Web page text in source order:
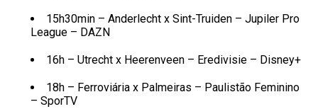
15h30min – Anderlecht x Sint-Truiden – Jupiler Pro
League – DAZN
16h – Utrecht x Heerenveen – Eredivisie – Disney+
18h – Ferroviária x Palmeiras – Paulistão Feminino
– SporTV